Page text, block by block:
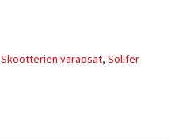
Skootterien varaosat, Solifer